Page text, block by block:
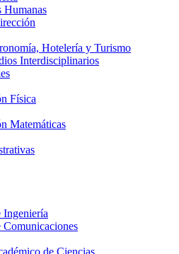
Humanas
Hotelería y Turismo
Interdisciplinarios
Física
Matemáticas
Ingeniería
Comunicaciones
de Ciencias